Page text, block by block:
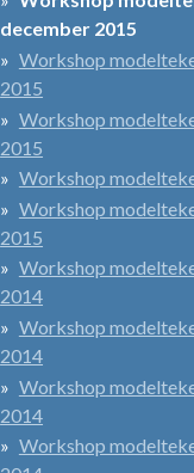
december 2015
Workshop
2015
Workshop
2015
Workshop
Workshop
2015
Workshop
2014
Workshop
2014
Workshop
2014
Workshop